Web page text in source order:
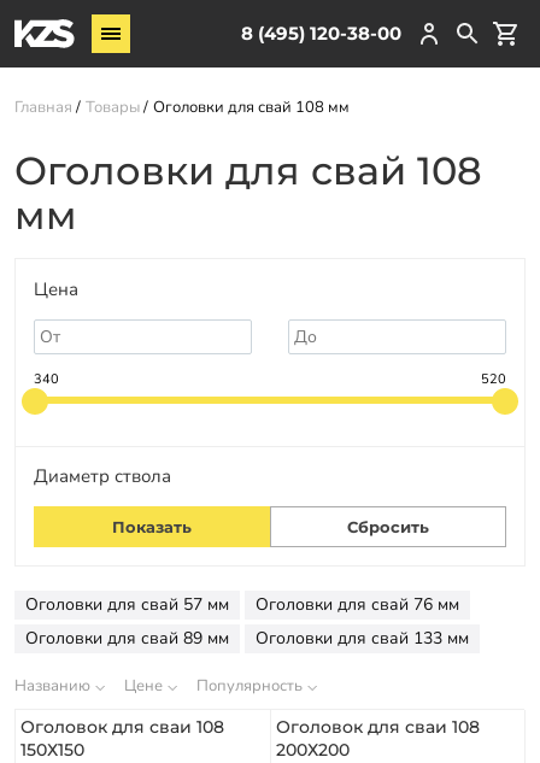
8 (495) 120-38-00
Винтовые сваи
ЖБ сваи
Обвязка свай
Комплектующие
Услуги
Акции
Новости
Партнёрам
Оплата
Гарантии
Программа лояльности
Вакансии
Главная Товары Оголовки для свай 108 мм
Оголовки для свай 108
мм
Цена
340 520
Диаметр ствола
Оголовки для свай 57 мм
Оголовки для свай 76 мм
Оголовки для свай 89 мм
Оголовки для свай 133 мм
Названию Цене Популярность
Оголовок для сваи 108
150Х150
Оголовок для сваи 108
200Х200